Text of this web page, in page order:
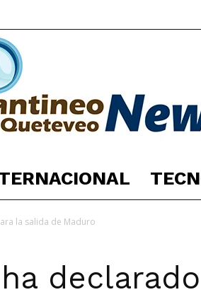
España
la salida de Maduro